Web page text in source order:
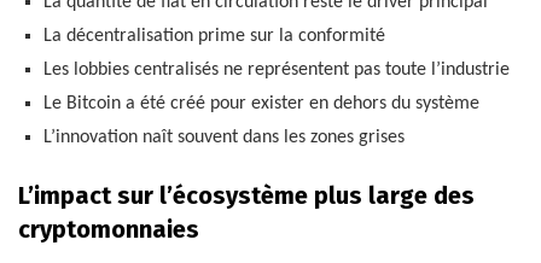
La décentralisation prime sur la conformité
Les lobbies centralisés ne représentent pas toute l’industrie
Le Bitcoin a été créé pour exister en dehors du système
L’innovation naît souvent dans les zones grises
L’impact sur l’écosystème plus large des
cryptomonnaies